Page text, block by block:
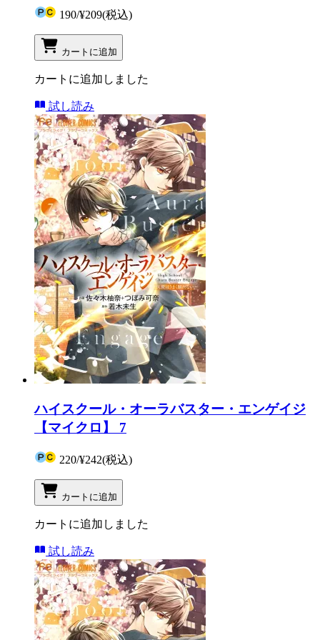
190/¥209(税込)
カートに追加
カートに追加しました
試し読み
ハイスクール・オーラバスター・エンゲイジ
【マイクロ】 7
220/¥242(税込)
カートに追加
カートに追加しました
試し読み